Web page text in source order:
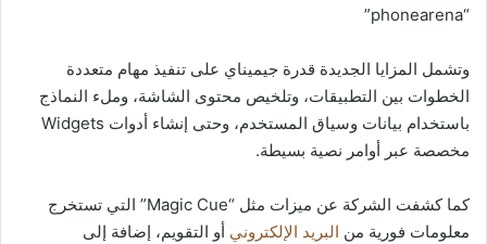
“phonearena”
وتشمل المزايا الجديدة قدرة جيميناي على تنفيذ مهام متعددة
الخطوات بين التطبيقات، وتلخيص محتوى الشاشة، وملء النماذج
باستخدام بيانات وسياق المستخدم، وحتى إنشاء أدوات Widgets
مخصصة عبر أوامر نصية بسيطة.
كما كشفت الشركة عن ميزات مثل “Magic Cue” التي تستخرج
معلومات فورية من البريد الإلكتروني أو التقويم، إضافة إلى